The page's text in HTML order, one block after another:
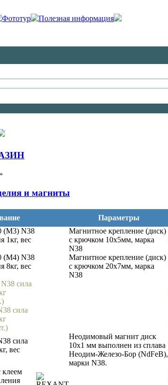
Фототур Полезная информация
»
и магниты
Параметры
(М3) N38
1кг, вес
Магнитное крепление (диск)
с крючком 10х5мм, марка
N38
(М4) N38
8кг, вес
Магнитное крепление (диск)
с крючком 20х7мм, марка
N38
сила
сила
сила
вес
Неодимовый магнит диск
10х1 мм выполнен из сплава
Неодим-Железо-Бор (NdFeB),
марки N38.
клеем